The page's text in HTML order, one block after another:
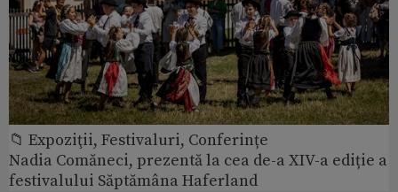
📁 Expoziţii, Festivaluri, Conferințe
Nadia Comăneci, prezentă la cea de-a XIV-a ediție a
festivalului Săptămâna Haferland